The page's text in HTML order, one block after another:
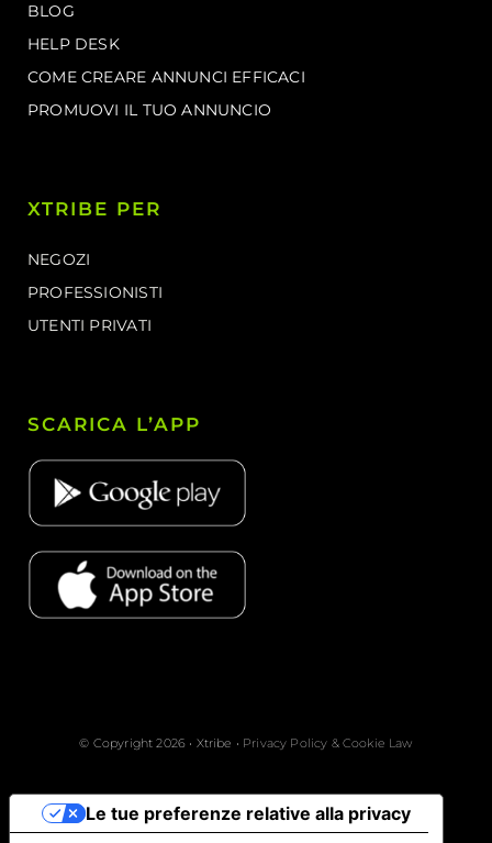
BLOG
HELP DESK
COME CREARE ANNUNCI EFFICACI
PROMUOVI IL TUO ANNUNCIO
XTRIBE PER
NEGOZI
PROFESSIONISTI
UTENTI PRIVATI
SCARICA L’APP
© Copyright 2026 • Xtribe • Privacy Policy & Cookie Law
Le tue preferenze relative alla privacy